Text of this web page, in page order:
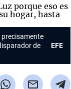
precisamente
de
EFE